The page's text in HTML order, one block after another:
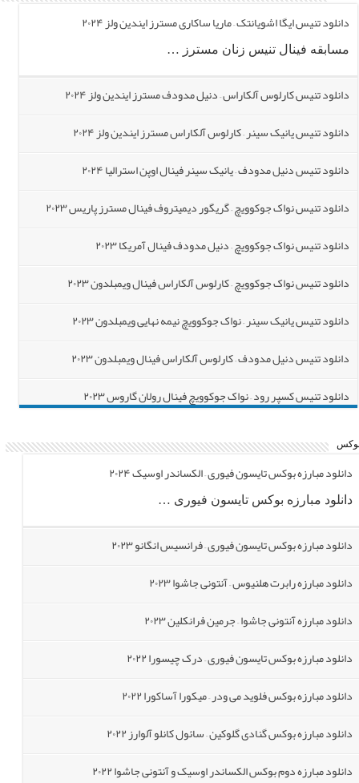
دانلود تنیس ایگا اشویانتک – ماریا ساکاری مسترز ایندین ولز ۲۰۲۴
مسابقه فینال تنیس زنان مسترز …
دانلود تنیس کارلوس آلکاراس – دنیل مدودف مسترز ایندین ولز ۲۰۲۴
دانلود تنیس یانیک سینر – کارلوس آلکاراس مسترز ایندین ولز ۲۰۲۴
دانلود تنیس دنیل مدودف – یانیک سینر فینال اوپن استرالیا ۲۰۲۴
دانلود تنیس نواک جوکوویچ – گریگور دیمیتروف فینال مسترز پاریس ۲۰۲۳
دانلود تنیس نواک جوکوویچ – دنیل مدودف فینال آمریکا ۲۰۲۳
دانلود تنیس نواک جوکوویچ – کارلوس آلکاراس فینال ویمبلدون ۲۰۲۳
دانلود تنیس یانیک سینر – نواک جوکوویچ نیمه نهایی ویمبلدون ۲۰۲۳
دانلود تنیس دنیل مدودف – کارلوس آلکاراس فینال ویمبلدون ۲۰۲۳
دانلود تنیس کسپر رود – نواک جوکوویچ فینال رولان گاروس ۲۰۲۳
فدرر)
تنیس کسپر رود – کارلوس آلکاراس مسابقات اوپن آمریکا ۲۰۲۲
دانلود مبارزه بوکس تایسون فیوری – الکساندر اوسیک ۲۰۲۴
دانلود مبارزه بوکس تایسون فیوری …
دانلود مبارزه بوکس تایسون فیوری – فرانسیس انگانو ۲۰۲۳
دانلود مبارزه رابرت هلنیوس – آنتونی جاشوا ۲۰۲۳
دانلود مبارزه آنتونی جاشوا – جرمین فرانکلین ۲۰۲۳
دانلود مبارزه بوکس تایسون فیوری – درک چیسورا ۲۰۲۲
دانلود مبارزه بوکس فلوید می ودر – میکورا آساکورا ۲۰۲۲
دانلود مبارزه بوکس گنادی گلوکین – سائول کانلو آلوارز ۲۰۲۲
دانلود مبارزه دوم بوکس الکساندر اوسیک و آنتونی جاشوا ۲۰۲۲